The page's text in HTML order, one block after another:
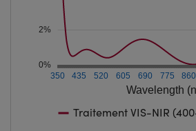
Wavelength
350 435 520 605 690 775 860
0%
2%
Traitement VIS-NIR